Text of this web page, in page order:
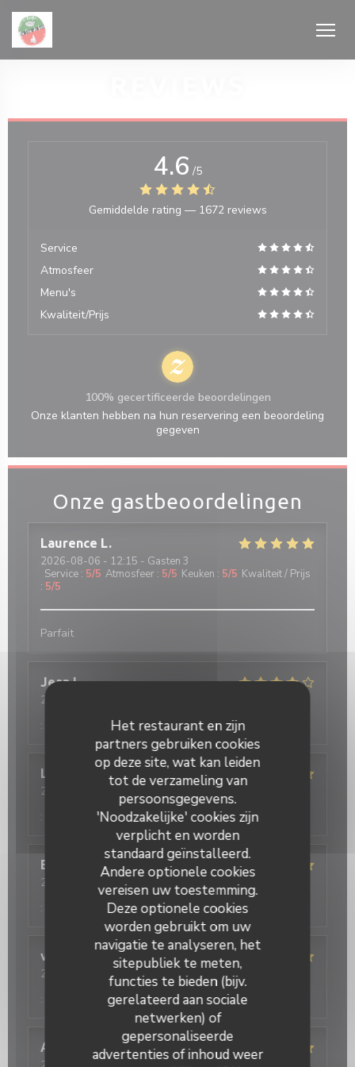
Cookies beheer paneel
Het restaurant en zijn
partners gebruiken cookies
op deze site, wat kan leiden
tot de verzameling van
persoonsgegevens.
'Noodzakelijke' cookies zijn
verplicht en worden
standaard geïnstalleerd.
Andere optionele cookies
vereisen uw toestemming.
Deze optionele cookies
worden gebruikt om uw
navigatie te analyseren, het
sitepubliek te meten,
functies te bieden (bijv.
gerelateerd aan sociale
netwerken) of
gepersonaliseerde
advertenties of inhoud weer
Onze gastbeoordelingen
Laurence L
2026-08-06 - 12:15 - Gasten 3
Service : 5/5 Atmosfeer : 5/5 Keuken : 5/5 Kwaliteit / Prijs
: 5/5
Parfait
Jean L
2026-08-04
:
Lison
2026-08-03
Atmosfeer:5/5 Keuken:5/5
:
Evelyne
2026-08-02
- 12:30 - Gasten 4
/5 Atmosfeer:5/5 Keuken: 5/5 Kwaliteit / Prijs
:
virginie
2026-08-02
- 12:30 - Gasten 5
Atmosfeer: 5/5 Keuken: 5/5 Kwaliteit / Prijs
:
Angelica
P
4.6 /5
Gemiddelde rating — 1672 reviews
Service
Atmosfeer
Menu's
Kwaliteit/Prijs
100% gecertificeerde beoordelingen
Onze klanten hebben na hun reservering een beoordeling
gegeven